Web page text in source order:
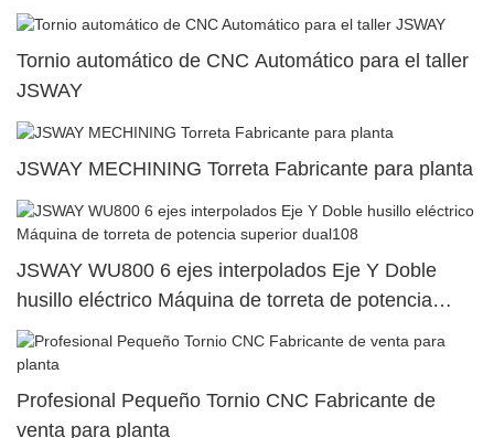
Tornio automático de CNC Automático para el taller
JSWAY
JSWAY MECHINING Torreta Fabricante para planta
JSWAY WU800 6 ejes interpolados Eje Y Doble
husillo eléctrico Máquina de torreta de potencia
superior dual108
Profesional Pequeño Tornio CNC Fabricante de
venta para planta